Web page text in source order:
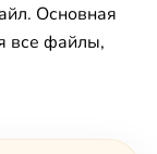
Основная
все файлы,